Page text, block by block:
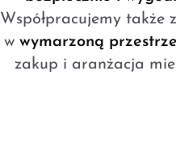
Współpracujemy także z
w wymarzoną
zakup i aranżacja